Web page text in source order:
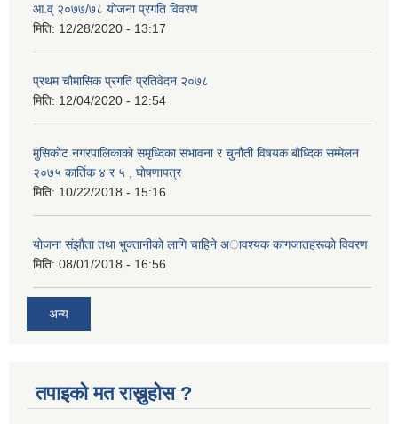
आ.व् २०७७/७८ योजना प्रगति विवरण
मिति: 12/28/2020 - 13:17
प्रथम चाैमासिक प्रगति प्रतिवेदन २०७८
मिति: 12/04/2020 - 12:54
मुसिकाेट नगरपालिकाकाे समृध्दिका संभावना र चुनाैती विषयक बाैध्दिक सम्मेलन
२०७५ कार्तिक ४ र ५ , घाेषणापत्र
मिति: 10/22/2018 - 15:16
याेजना संझाैता तथा भुक्तानीकाे लागि चाहिने अावश्यक कागजातहरूकाे विवरण
मिति: 08/01/2018 - 16:56
अन्य
तपाइको मत राख्नुहोस ?